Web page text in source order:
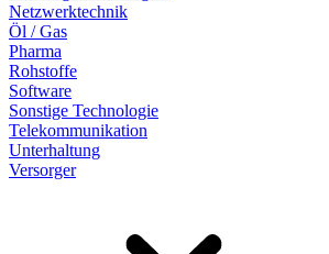
Netzwerktechnik
Öl / Gas
Pharma
Rohstoffe
Software
Sonstige Technologie
Telekommunikation
Unterhaltung
Versorger